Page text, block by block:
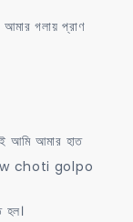
গলায় প্রাণ
আমি আমার হাত
new choti golpo
হল।